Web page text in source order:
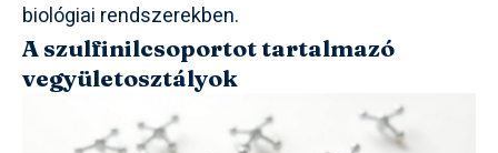
biológiai rendszerekben.
A szulfinilcsoportot tartalmazó
vegyületosztályok